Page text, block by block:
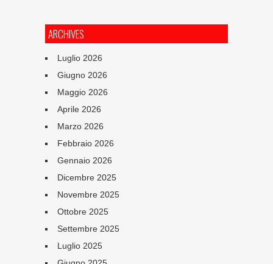
ARCHIVES
Luglio 2026
Giugno 2026
Maggio 2026
Aprile 2026
Marzo 2026
Febbraio 2026
Gennaio 2026
Dicembre 2025
Novembre 2025
Ottobre 2025
Settembre 2025
Luglio 2025